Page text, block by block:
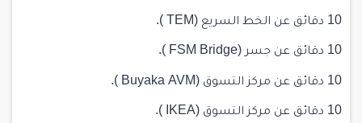
10 دقائق عن الخط السريع (TEM ).
10 دقائق عن جسر (FSM Bridge ).
10 دقائق عن مركز التسوق (Buyaka AVM ).
10 دقائق عن مركز التسوق (IKEA ).